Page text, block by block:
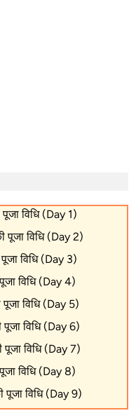
विधि (Day 1)
पूजा विधि (Day 2)
विधि (Day 3)
विधि (Day 4)
पूजा विधि (Day 5)
पूजा विधि (Day 6)
पूजा विधि (Day 7)
पूजा विधि (Day 8)
पूजा विधि (Day 9)